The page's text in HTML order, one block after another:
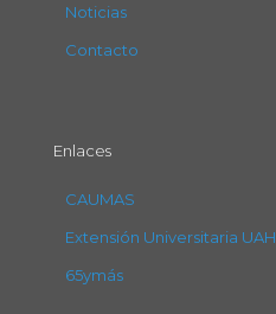
Noticias
Contacto
Enlaces
CAUMAS
Extensión Universitaria UAH
65ymás